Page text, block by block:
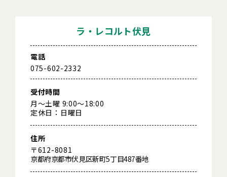
ラ・レコルト伏見
電話
075-602-2332
受付時間
月～土曜 9:00～18:00
定休日：日曜日
住所
〒612-8081
京都府京都市伏見区新町5丁目487番地